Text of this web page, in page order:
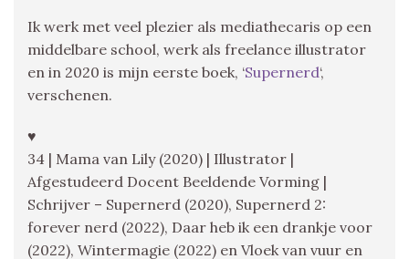
Ik werk met veel plezier als mediathecaris op een
middelbare school, werk als freelance illustrator
en in 2020 is mijn eerste boek, ‘Supernerd‘,
verschenen.
♥
34 | Mama van Lily (2020) | Illustrator |
Afgestudeerd Docent Beeldende Vorming |
Schrijver – Supernerd (2020), Supernerd 2:
forever nerd (2022), Daar heb ik een drankje voor
(2022), Wintermagie (2022) en Vloek van vuur en